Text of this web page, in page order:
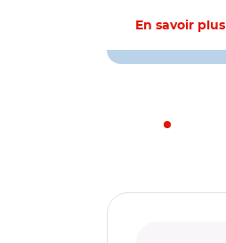
En savoir plus